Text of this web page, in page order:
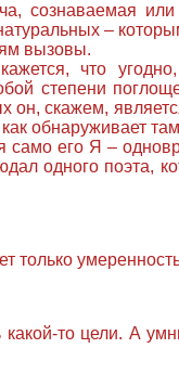
сознаваемая
–
вызовы.
что
степени
он, скажем,
обнаруживает
его Я –
одного поэта,
только
то цели. А